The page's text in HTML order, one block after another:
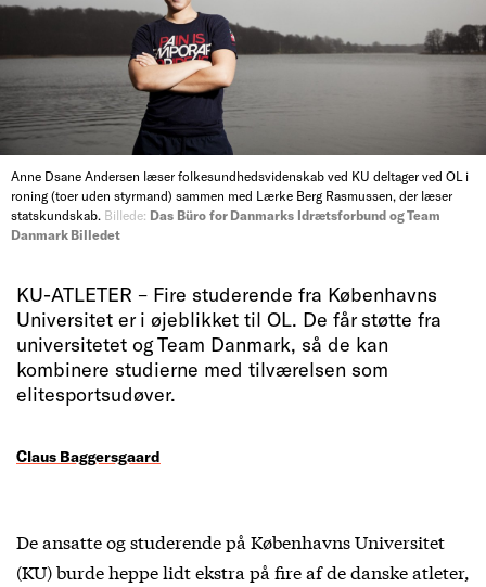
Anne Dsane Andersen læser folkesundhedsvidenskab ved KU deltager ved OL i
roning (toer uden styrmand) sammen med Lærke Berg Rasmussen, der læser
statskundskab. Billede: Das Büro for Danmarks Idrætsforbund og Team
Danmark Billedet
KU-ATLETER – Fire studerende fra Københavns
Universitet er i øjeblikket til OL. De får støtte fra
universitetet og Team Danmark, så de kan
kombinere studierne med tilværelsen som
elitesportsudøver.
Claus Baggersgaard
De ansatte og studerende på Københavns Universitet
(KU) burde heppe lidt ekstra på fire af de danske atleter,